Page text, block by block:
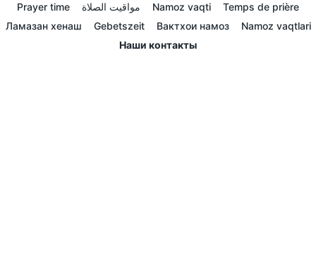
Prayer time مواقيت الصلاة Namoz vaqti
Temps de prière
Ламазан хенаш
Gebetszeit Вактхои намоз
Namoz vaqtlari
Наши контакты